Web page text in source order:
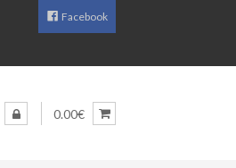
Facebook
0.00€